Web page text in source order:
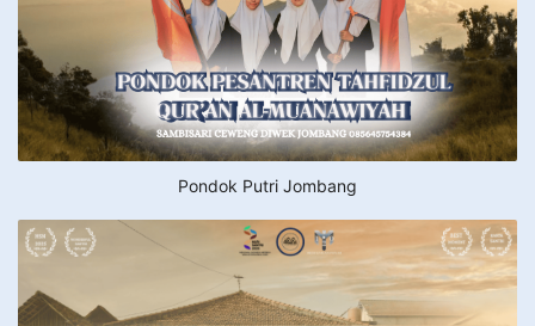
Pondok Putri Jombang